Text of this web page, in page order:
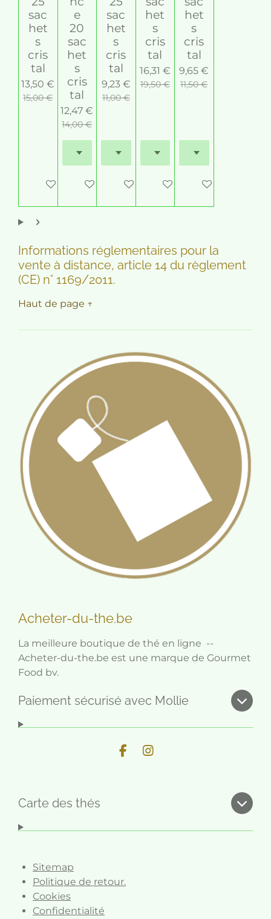
sac
het
s
cris
tal
13,50 €
15,00 €
M'avertir si disponible
e
20
sac
het
s
cris
tal
12,47 €
14,00 €
Ajouter au panier
sac
het
s
cris
tal
9,23 €
11,00 €
M'avertir si disponible
het
s
cris
tal
16,31 €
19,50 €
M'avertir si disponible
het
s
cris
tal
9,65 €
11,50 €
Ajouter au panier
Informations réglementaires pour la
vente à distance, article 14 du règlement
(CE) n° 1169/2011.
Haut de page ↑
Acheter-du-the.be
La meilleure boutique de thé en ligne --
Acheter-du-the.be est une marque de Gourmet
Food bv.
Paiement sécurisé avec Mollie
F
I
Carte des thés
Sitemap
Politique de retour.
Cookies
Confidentialité